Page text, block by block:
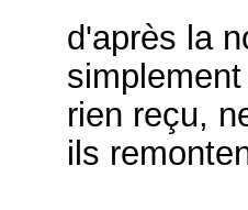
d'après la
rien reçu,
ils